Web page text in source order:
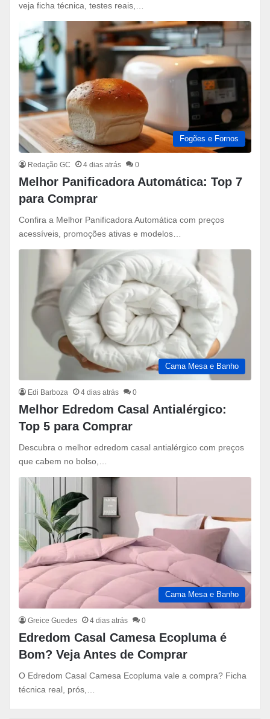
veja ficha técnica, testes reais,…
Fogões e Fornos
Redação GC 4 dias atrás 0
Melhor Panificadora Automática: Top 7
para Comprar
Confira a Melhor Panificadora Automática com preços
acessíveis, promoções ativas e modelos…
Cama Mesa e Banho
Edi Barboza 4 dias atrás 0
Melhor Edredom Casal Antialérgico:
Top 5 para Comprar
Descubra o melhor edredom casal antialérgico com preços
que cabem no bolso,…
Cama Mesa e Banho
Greice Guedes 4 dias atrás 0
Edredom Casal Camesa Ecopluma é
Bom? Veja Antes de Comprar
O Edredom Casal Camesa Ecopluma vale a compra? Ficha
técnica real, prós,…